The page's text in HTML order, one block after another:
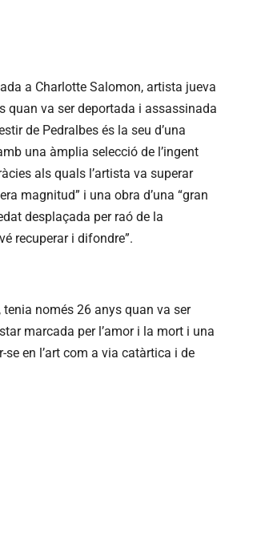
a Charlotte Salomon, artista jueva
quan va ser deportada i assassinada
de Pedralbes és la seu d’una
una àmplia selecció de l’ingent
als quals l’artista va superar
magnitud” i una obra d’una “gran
desplaçada per raó de la
recuperar i difondre”.
només 26 anys quan va ser
marcada per l’amor i la mort i una
en l’art com a via catàrtica i de